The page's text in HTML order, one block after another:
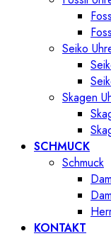
Seiko
Skagen
SCHMUCK
Schmuck
KONTAKT